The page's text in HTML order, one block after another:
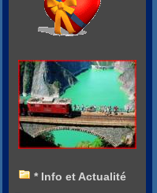
* Info et Actualité